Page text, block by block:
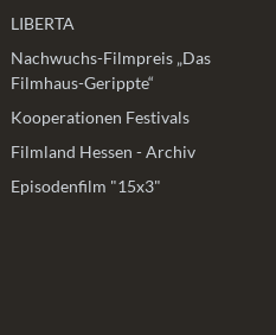
LIBERTA
Nachwuchs-Filmpreis „Das
Filmhaus-Gerippte“
Kooperationen Festivals
Filmland Hessen - Archiv
Episodenfilm "15x3"